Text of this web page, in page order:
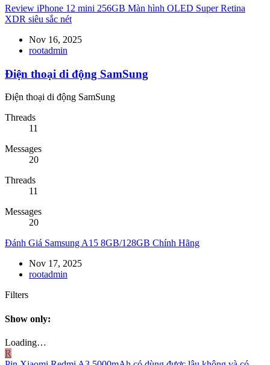
Review iPhone 12 mini 256GB Màn hình OLED Super Retina
XDR siêu sắc nét
Nov 16, 2025
rootadmin
Điện thoại di động SamSung
Điện thoại di động SamSung
Threads
11
Messages
20
Threads
11
Messages
20
Đánh Giá Samsung A15 8GB/128GB Chính Hãng
Nov 17, 2025
rootadmin
Filters
Show only:
Loading…
R